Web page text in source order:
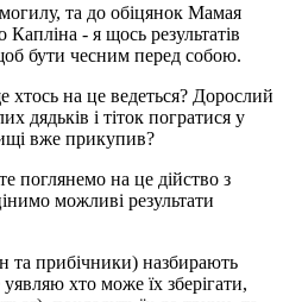
та до обіцянок Мамая
- я щось результатів
бути чесним перед собою.
на це ведеться? Дорослий
дядьків і тіток погратися у
вже прикупив?
поглянемо на це дійство з
можливі результати
прибічники) назбирають
хто може їх зберігати,